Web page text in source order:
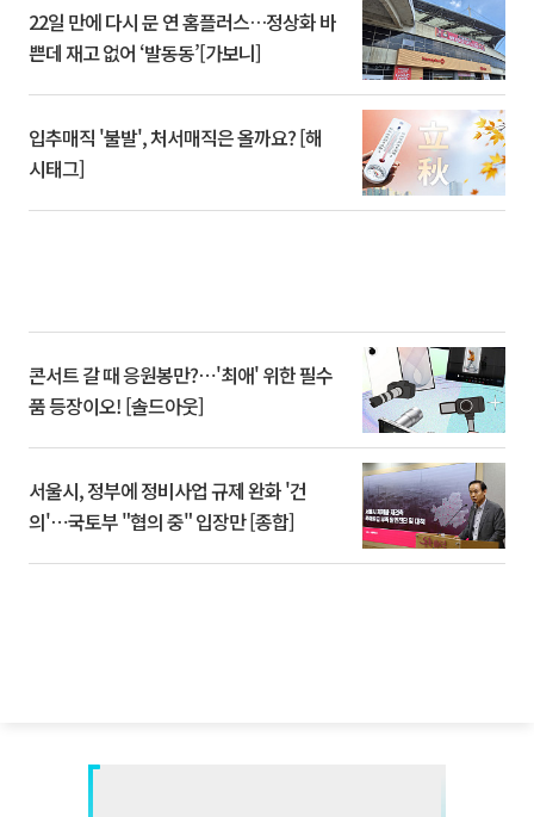
22일 만에 다시 문 연 홈플러스…정상화 바
쁜데 재고 없어 ‘발동동’[가보니]
입추매직 '불발', 처서매직은 올까요? [해
시태그]
콘서트 갈 때 응원봉만?⋯'최애' 위한 필수
품 등장이오! [솔드아웃]
서울시, 정부에 정비사업 규제 완화 '건
의'⋯국토부 "협의 중" 입장만 [종합]